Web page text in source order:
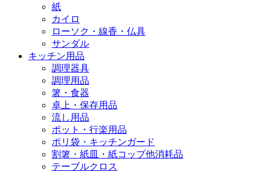
紙
カイロ
ローソク・線香・仏具
サンダル
キッチン用品
調理器具
調理用品
箸・食器
卓上・保存用品
流し用品
ポット・行楽用品
ポリ袋・キッチンガード
割箸・紙皿・紙コップ他消耗品
テーブルクロス